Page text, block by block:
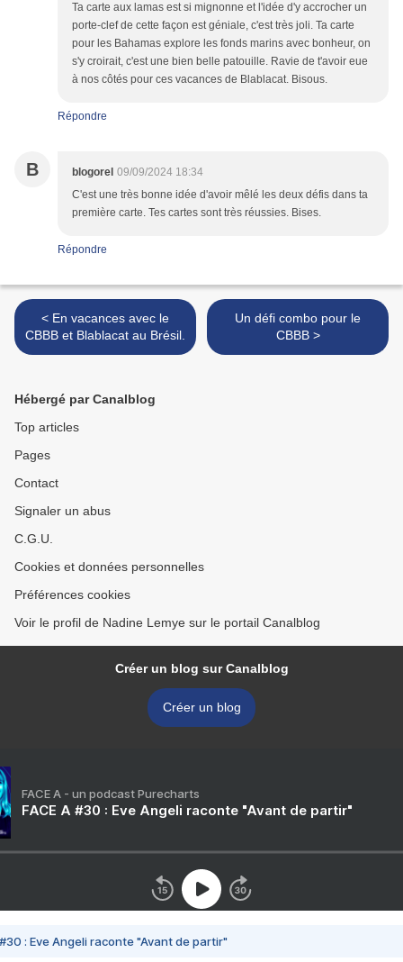
Ta carte aux lamas est si mignonne et l'idée d'y accrocher un
porte-clef de cette façon est géniale, c'est très joli. Ta carte
pour les Bahamas explore les fonds marins avec bonheur, on
s'y croirait, c'est une bien belle patouille. Ravie de t'avoir eue
à nos côtés pour ces vacances de Blablacat. Bisous.
Répondre
B blogorel 09/09/2024 18:34
C'est une très bonne idée d'avoir mêlé les deux défis dans ta
première carte. Tes cartes sont très réussies. Bises.
Répondre
< En vacances avec le
CBBB et Blablacat au Brésil.
Un défi combo pour le
CBBB >
Hébergé par Canalblog
Top articles
Pages
Contact
Signaler un abus
C.G.U.
Cookies et données personnelles
Préférences cookies
Voir le profil de Nadine Lemye sur le portail Canalblog
Créer un blog sur Canalblog
Créer un blog
FACE A - un podcast Purecharts
FACE A #30 : Eve Angeli raconte "Avant de partir"
#30 : Eve Angeli raconte "Avant de partir"